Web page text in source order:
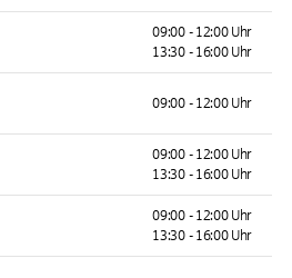
09:00 - 12:00 Uhr
13:30 - 16:00 Uhr
09:00 - 12:00 Uhr
09:00 - 12:00 Uhr
13:30 - 16:00 Uhr
09:00 - 12:00 Uhr
13:30 - 16:00 Uhr